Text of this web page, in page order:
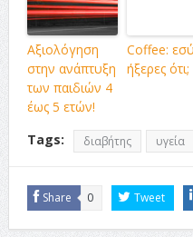
Αξιολόγηση
στην ανάπτυξη
των παιδιών 4
έως 5 ετών!
Coffee: εσύ
ήξερες ότι;
Tags: διαβήτης υγεία
Share 0 Tweet